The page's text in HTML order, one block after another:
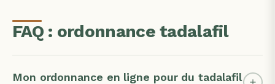
FAQ : ordonnance tadalafil
Mon ordonnance en ligne pour du tadalafil